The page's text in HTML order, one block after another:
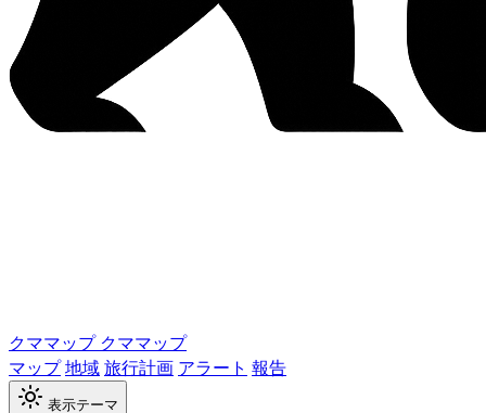
クママップ クママップ
マップ地域旅行計画 アラート 報告
表示テーマ